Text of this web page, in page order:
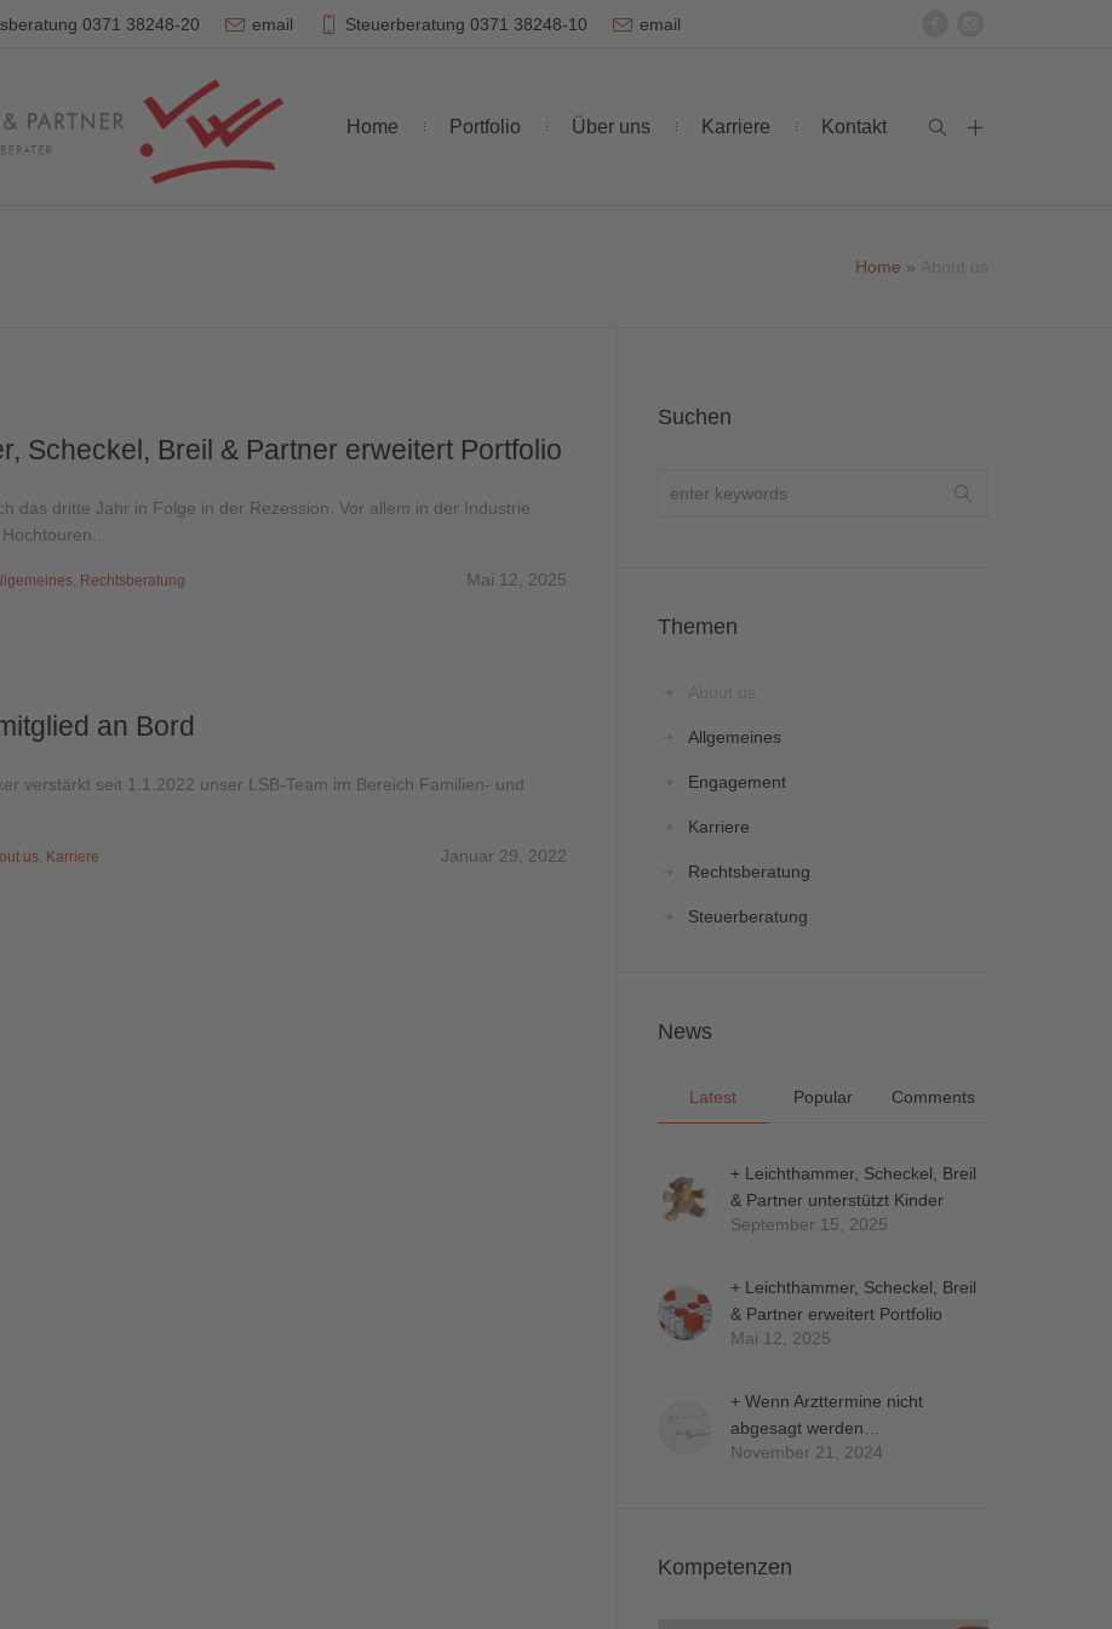
Steuerberatung / Steuerrecht
Steuerrecht/Steuerberatung
0371 38248-20 email Steuerberatung 0371 38248-10 email
Home Portfolio Über uns Karriere Kontakt
Home »
Scheckel, Breil & Partner erweitert Portfolio
das dritte Jahr in Folge in der Rezession. Vor allem in der Industrie
Mai 12, 2025
, Rechtsberatung
an Bord
verstärkt seit 1.1.2022 unser LSB-Team im Bereich Familien- und
Januar 29, 2022
us, Karriere
Suchen
Themen
Allgemeines
Engagement
Karriere
Rechtsberatung
Steuerberatung
News
Latest Popular Comments
+ Leichthammer, Scheckel, Breil
& Partner unterstützt Kinder
September 15, 2025
+ Leichthammer, Scheckel, Breil
& Partner erweitert Portfolio
Mai 12, 2025
+ Wenn Arzttermine nicht
abgesagt werden…
November 21, 2024
Kompetenzen